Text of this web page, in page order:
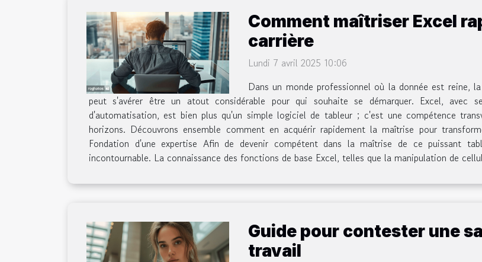
Comment maîtriser Excel
carrière
Lundi 7 avril 2025 10:06
Dans un monde professionnel où la donnée est reine,
peut s'avérer être un atout considérable pour qui souhaite se démarquer. Excel, avec
d'automatisation, est bien plus qu'un simple logiciel de tableur ; c'est une compétence
horizons. Découvrons ensemble comment en acquérir rapidement la maîtrise pour
Fondation d'une expertise Afin de devenir compétent dans la maîtrise de ce puissant
incontournable. La connaissance des fonctions de base Excel, telles que la manipulation de
Guide pour contester une
travail